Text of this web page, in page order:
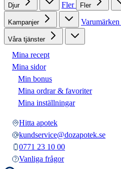
Djur Fler Fler
Kampanjer Varumärken
Våra tjänster
Mina recept
Mina sidor
Min bonus
Mina ordrar & favoriter
Mina inställningar
Hitta apotek
kundservice@dozapotek.se
0771 23 10 00
Vanliga frågor